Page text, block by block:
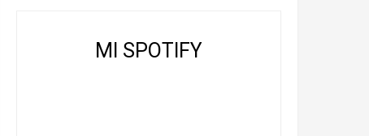
MI SPOTIFY